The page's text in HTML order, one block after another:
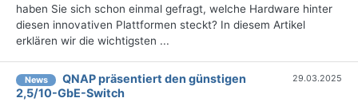
haben Sie sich schon einmal gefragt, welche Hardware hinter
diesen innovativen Plattformen steckt? In diesem Artikel
erklären wir die wichtigsten ...
News
QNAP präsentiert den günstigen
2,5/10-GbE-Switch
29.03.2025